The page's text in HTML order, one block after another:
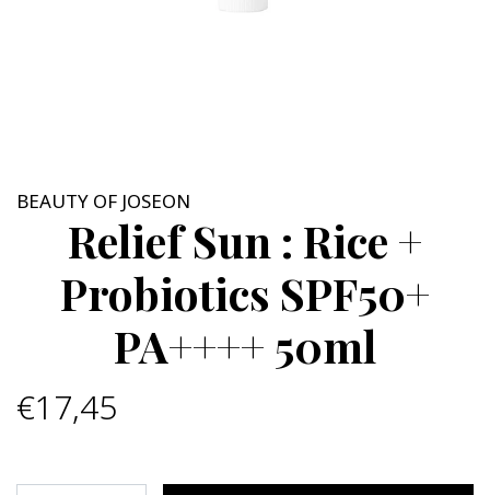
BEAUTY OF JOSEON
Relief Sun : Rice +
Probiotics SPF50+
PA++++ 50ml
€17,45